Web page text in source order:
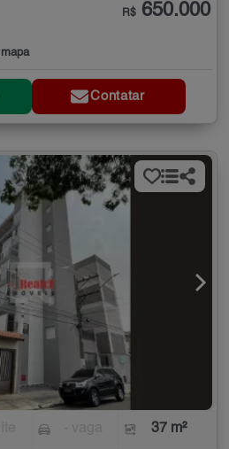
R$ 650.000
Contatar
37 m²